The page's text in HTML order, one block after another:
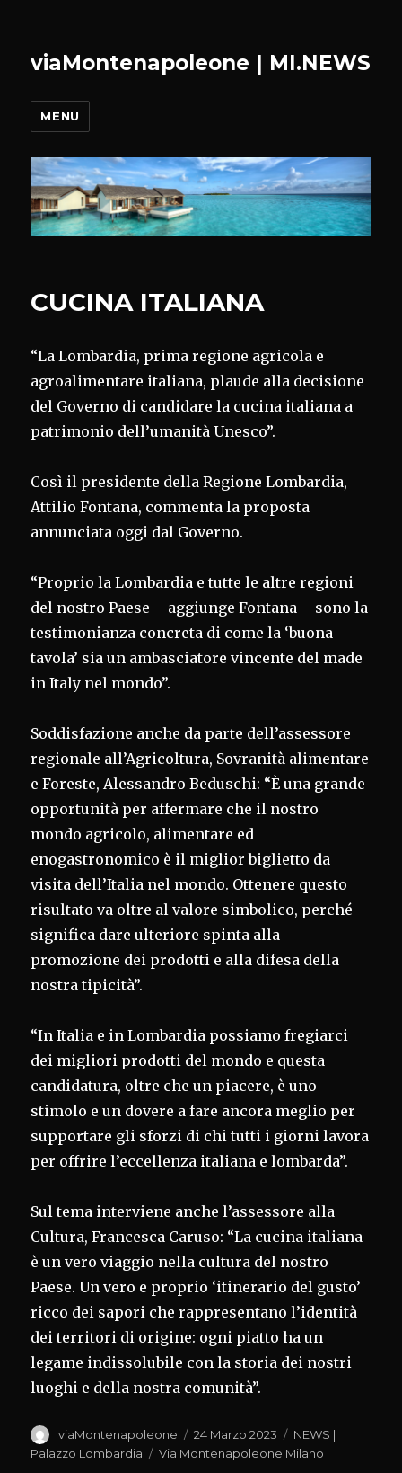
viaMontenapoleone | MI.NEWS
MENU
CUCINA ITALIANA
“La Lombardia, prima regione agricola e
agroalimentare italiana, plaude alla decisione
del Governo di candidare la cucina italiana a
patrimonio dell’umanità Unesco”.
Così il presidente della Regione Lombardia,
Attilio Fontana, commenta la proposta
annunciata oggi dal Governo.
“Proprio la Lombardia e tutte le altre regioni
del nostro Paese – aggiunge Fontana – sono la
testimonianza concreta di come la ‘buona
tavola’ sia un ambasciatore vincente del made
in Italy nel mondo”.
Soddisfazione anche da parte dell’assessore
regionale all’Agricoltura, Sovranità alimentare
e Foreste, Alessandro Beduschi: “È una grande
opportunità per affermare che il nostro
mondo agricolo, alimentare ed
enogastronomico è il miglior biglietto da
visita dell’Italia nel mondo. Ottenere questo
risultato va oltre al valore simbolico, perché
significa dare ulteriore spinta alla
promozione dei prodotti e alla difesa della
nostra tipicità”.
“In Italia e in Lombardia possiamo fregiarci
dei migliori prodotti del mondo e questa
candidatura, oltre che un piacere, è uno
stimolo e un dovere a fare ancora meglio per
supportare gli sforzi di chi tutti i giorni lavora
per offrire l’eccellenza italiana e lombarda”.
Sul tema interviene anche l’assessore alla
Cultura, Francesca Caruso: “La cucina italiana
è un vero viaggio nella cultura del nostro
Paese. Un vero e proprio ‘itinerario del gusto’
ricco dei sapori che rappresentano l’identità
dei territori di origine: ogni piatto ha un
legame indissolubile con la storia dei nostri
luoghi e della nostra comunità”.
Autore
viaMontenapoleone
Pubblicato
il
24 Marzo 2023 Categorie
NEWS |
Palazzo Lombardia
Tag
Via Montenapoleone Milano